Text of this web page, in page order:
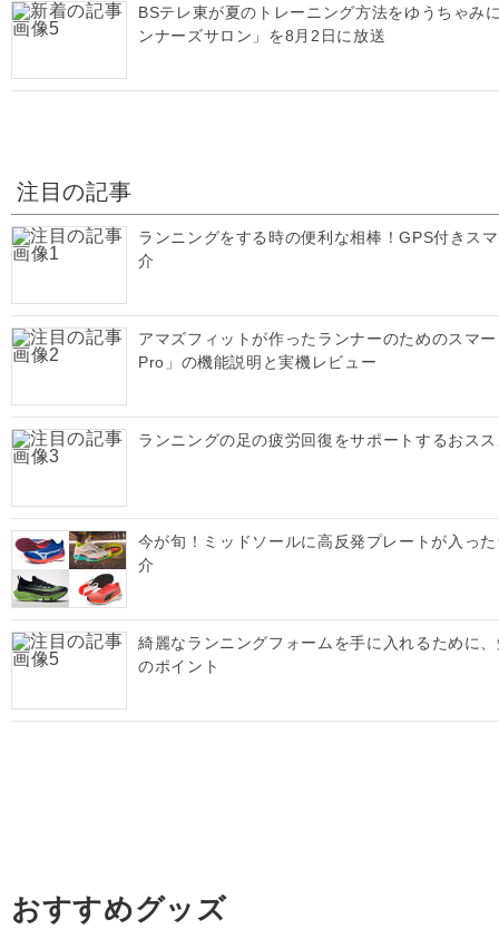
BSテレ東が夏のトレーニング方法をゆうちゃみ
ンナーズサロン」を8月2日に放送
注目の記事
ランニングをする時の便利な相棒！GPS付きス
介
アマズフィットが作ったランナーのためのスマ
Pro」の機能説明と実機レビュー
ランニングの足の疲労回復をサポートするおス
今が旬！ミッドソールに高反発プレートが入っ
介
綺麗なランニングフォームを手に入れるために
のポイント
おすすめグッズ